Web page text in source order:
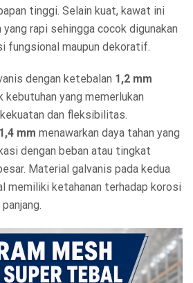
tinggi. Selain kuat, kawat ini
rapi sehingga cocok digunakan
fungsional maupun dekoratif.
dengan ketebalan 1,2 mm
kebutuhan yang memerlukan
dan fleksibilitas.
1,4 mm menawarkan daya tahan yang
dengan beban atau tingkat
Material galvanis pada kedua
memiliki ketahanan terhadap korosi